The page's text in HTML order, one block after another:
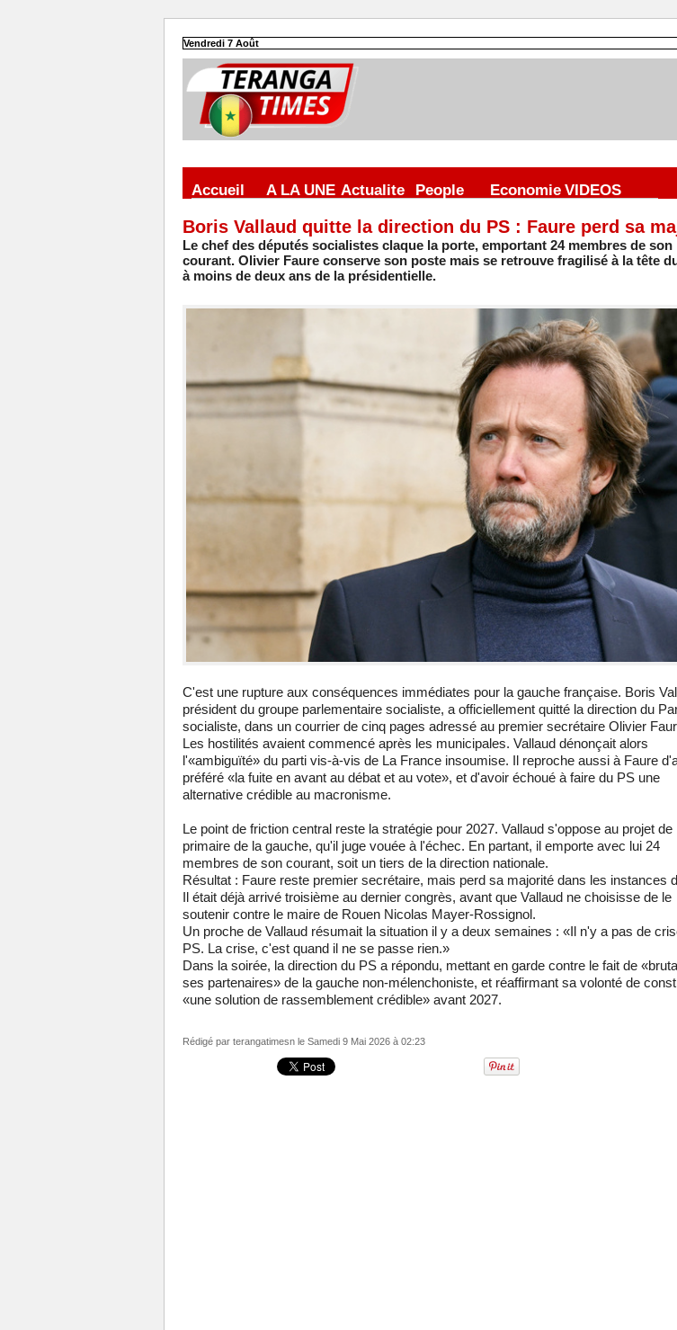
Vendredi 7 Août
Accueil A LA UNE Actualite People Economie VIDEOS
Boris Vallaud quitte la direction du PS : Faure perd sa
Le chef des députés socialistes claque la porte, emportant 24 membres de son
courant. Olivier Faure conserve son poste mais se retrouve fragilisé à la tête
à moins de deux ans de la présidentielle.
C'est une rupture aux conséquences immédiates pour la gauche française. Boris
président du groupe parlementaire socialiste, a officiellement quitté la direction du
socialiste, dans un courrier de cinq pages adressé au premier secrétaire Olivier
Les hostilités avaient commencé après les municipales. Vallaud dénonçait alors
l'«ambiguïté» du parti vis-à-vis de La France insoumise. Il reproche aussi à Faure
préféré «la fuite en avant au débat et au vote», et d'avoir échoué à faire du PS une
alternative crédible au macronisme.
Le point de friction central reste la stratégie pour 2027. Vallaud s'oppose au projet de
primaire de la gauche, qu'il juge vouée à l'échec. En partant, il emporte avec lui 24
membres de son courant, soit un tiers de la direction nationale.
Résultat : Faure reste premier secrétaire, mais perd sa majorité dans les instances
Il était déjà arrivé troisième au dernier congrès, avant que Vallaud ne choisisse de le
soutenir contre le maire de Rouen Nicolas Mayer-Rossignol.
Un proche de Vallaud résumait la situation il y a deux semaines : «Il n'y a pas de
PS. La crise, c'est quand il ne se passe rien.»
Dans la soirée, la direction du PS a répondu, mettant en garde contre le fait de
ses partenaires» de la gauche non-mélenchoniste, et réaffirmant sa volonté de
«une solution de rassemblement crédible» avant 2027.
Rédigé par terangatimesnle Samedi 9 Mai 2026 à 02:23